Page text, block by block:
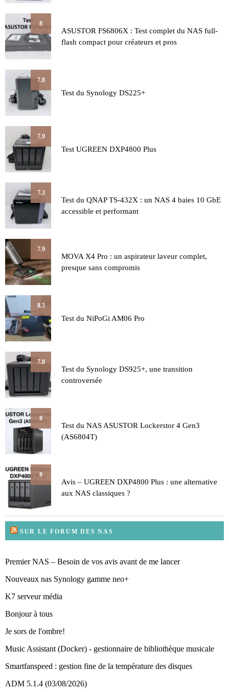
8
ASUSTOR FS6806X : Test complet du NAS full-
flash compact pour créateurs et pros
7.8
Test du Synology DS225+
7.9
Test UGREEN DXP4800 Plus
7.3
Test du QNAP TS-432X : un NAS 4 baies 10 GbE
accessible et performant
7.9
MOVA X4 Pro : un aspirateur laveur complet,
presque sans compromis
8.5
Test du NiPoGi AM06 Pro
7.8
Test du Synology DS925+, une transition
controversée
8
Test du NAS ASUSTOR Lockerstor 4 Gen3
(AS6804T)
8
Avis – UGREEN DXP4800 Plus : une alternative
aux NAS classiques ?
SUR LE FORUM DES NAS
Premier NAS – Besoin de vos avis avant de me lancer
Nouveaux nas Synology gamme neo+
K7 serveur média
Bonjour à tous
Je sors de l'ombre!
Music Assistant (Docker) - gestionnaire de bibliothèque musicale
Smartfanspeed : gestion fine de la température des disques
ADM 5.1.4 (03/08/2026)